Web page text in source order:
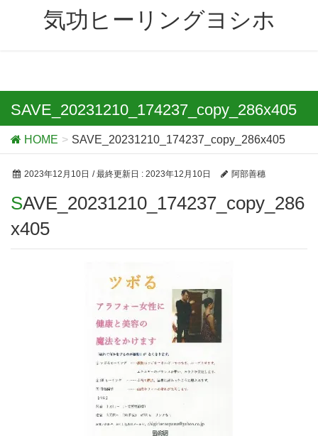
気功ヒーリングヨシホ
SAVE_20231210_174237_copy_286x405
HOME SAVE_20231210_174237_copy_286x405
2023年12月10日 / 最終更新日 : 2023年12月10日 阿部善穗
SAVE_20231210_174237_copy_286
x405